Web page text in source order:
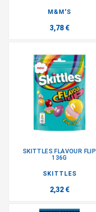
M&M'S
3,78 €
SKITTLES FLAVOUR FLIP
136G
SKITTLES
2,32 €